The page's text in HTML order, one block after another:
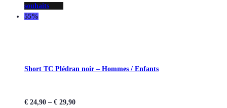
souhaits
55%
Short TC Plédran noir – Hommes / Enfants
€ 24,90 – € 29,90